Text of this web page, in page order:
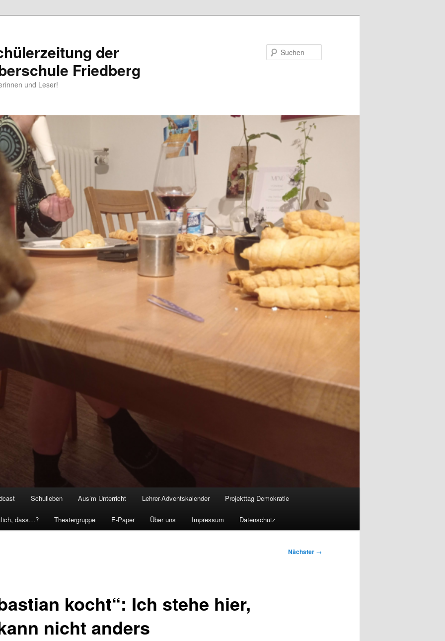
der
Friedberg
und Leser!
Schulleben Aus’m Unterricht Lehrer-Adventskalender Projekttag Demokratie
dass…? Theatergruppe E-Paper Über uns Impressum Datenschutz
Nächster →
kocht“: Ich stehe hier,
nicht anders